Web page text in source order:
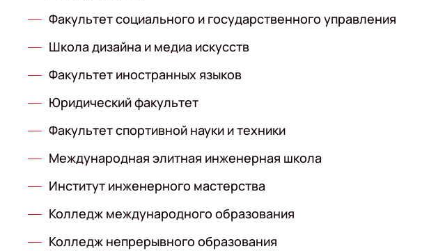
Факультет социального и государственного управления
Школа дизайна и медиа искусств
Факультет иностранных языков
Юридический факультет
Факультет спортивной науки и техники
Международная элитная инженерная школа
Институт инженерного мастерства
Колледж международного образования
Колледж непрерывного образования